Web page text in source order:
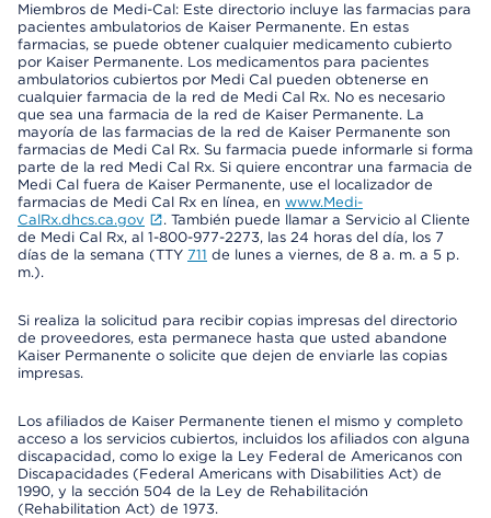
Miembros de Medi-Cal: Este directorio incluye las farmacias para
pacientes ambulatorios de Kaiser Permanente. En estas
farmacias, se puede obtener cualquier medicamento cubierto
por Kaiser Permanente. Los medicamentos para pacientes
ambulatorios cubiertos por Medi Cal pueden obtenerse en
cualquier farmacia de la red de Medi Cal Rx. No es necesario
que sea una farmacia de la red de Kaiser Permanente. La
mayoría de las farmacias de la red de Kaiser Permanente son
farmacias de Medi Cal Rx. Su farmacia puede informarle si forma
parte de la red Medi Cal Rx. Si quiere encontrar una farmacia de
Medi Cal fuera de Kaiser Permanente, use el localizador de
farmacias de Medi Cal Rx en línea, en www.Medi-
CalRx.dhcs.ca.gov
. También puede llamar a Servicio al Cliente
de Medi Cal Rx, al 1-800-977-2273, las 24 horas del día, los 7
días de la semana (TTY 711 de lunes a viernes, de 8 a. m. a 5 p.
m.).
Si realiza la solicitud para recibir copias impresas del directorio
de proveedores, esta permanece hasta que usted abandone
Kaiser Permanente o solicite que dejen de enviarle las copias
impresas.
Los afiliados de Kaiser Permanente tienen el mismo y completo
acceso a los servicios cubiertos, incluidos los afiliados con alguna
discapacidad, como lo exige la Ley Federal de Americanos con
Discapacidades (Federal Americans with Disabilities Act) de
1990, y la sección 504 de la Ley de Rehabilitación
(Rehabilitation Act) de 1973.